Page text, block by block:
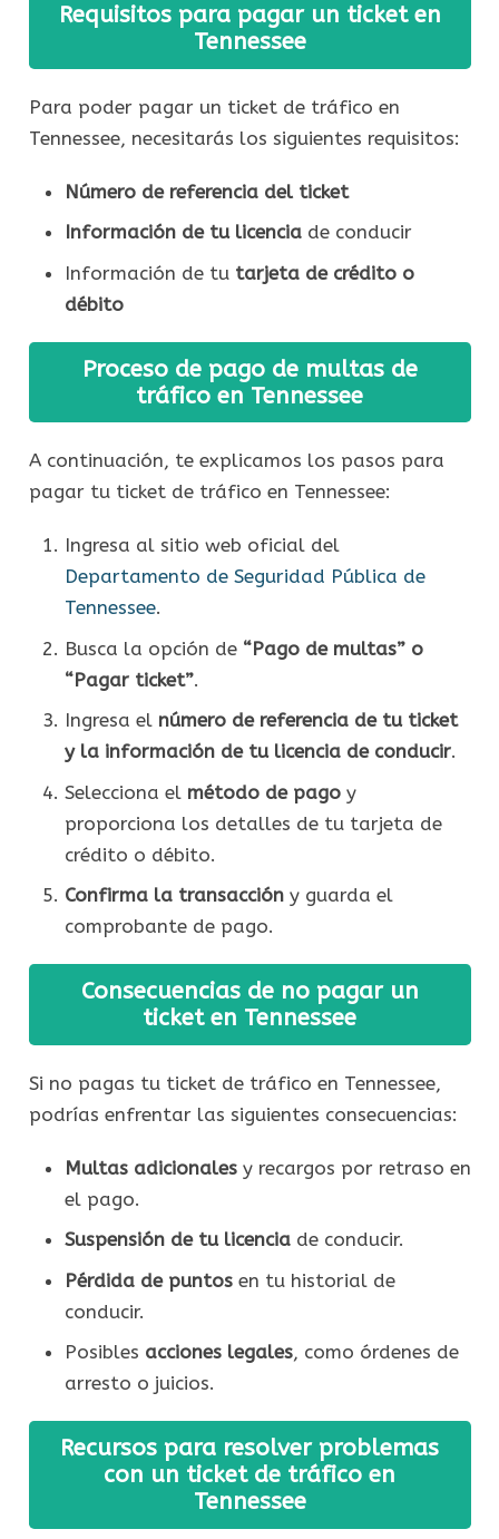
Requisitos para pagar un ticket en
Tennessee
Para poder pagar un ticket de tráfico en
Tennessee, necesitarás los siguientes requisitos:
Número de referencia del ticket
Información de tu licenciade conducir
Información de tu tarjeta de crédito o
débito
Proceso de pago de multas de
tráfico en Tennessee
A continuación, te explicamos los pasos para
pagar tu ticket de tráfico en Tennessee:
Ingresa al sitio web oficial del
Departamento de Seguridad Pública de
Tennessee.
Busca la opción de “Pago de multas” o
“Pagar ticket”.
Ingresa el número de referencia de tu ticket
y la información de tu licencia de conducir.
Selecciona el método de pagoy
proporciona los detalles de tu tarjeta de
crédito o débito.
Confirma la transaccióny guarda el
comprobante de pago.
Consecuencias de no pagar un
ticket en Tennessee
Si no pagas tu ticket de tráfico en Tennessee,
podrías enfrentar las siguientes consecuencias:
Multas adicionalesy recargos por retraso en
el pago.
Suspensión de tu licenciade conducir.
Pérdida de puntosen tu historial de
conducir.
Posibles acciones legales, como órdenes de
arresto o juicios.
Recursos para resolver problemas
con un ticket de tráfico en
Tennessee